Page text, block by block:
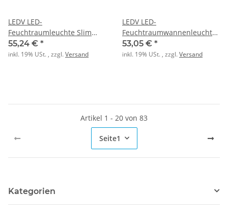
LEDV LED-
Feuchtraumleuchte Slim
Value 1500 50W/4000K IP65
5500lm
55,24 € *
inkl. 19% USt. , zzgl.Versand
LEDV LED-
Feuchtraumwannenleuchte
DP 1200 18W 840 IP65 GY
53,05 € *
inkl. 19% USt. , zzgl.Versand
Artikel 1 - 20 von 83
Seite1
Kategorien